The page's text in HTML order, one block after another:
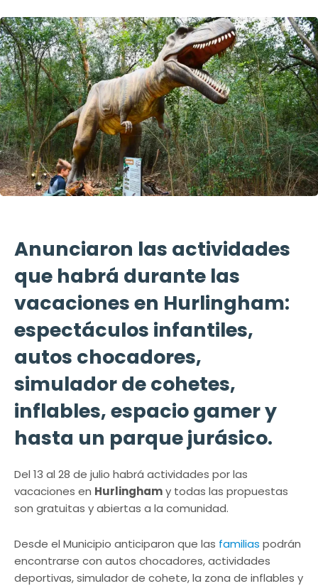
Anunciaron las actividades
que habrá durante las
vacaciones en Hurlingham:
espectáculos infantiles,
autos chocadores,
simulador de cohetes,
inflables, espacio gamer y
hasta un parque jurásico.
Del 13 al 28 de julio habrá actividades por las
vacaciones en Hurlinghamy todas las propuestas
son gratuitas y abiertas a la comunidad.
Desde el Municipio anticiparon que las familias podrán
encontrarse con autos chocadores, actividades
deportivas, simulador de cohete, la zona de inflables y